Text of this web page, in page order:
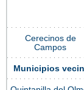
Cerecinos de
Campos
Municipios